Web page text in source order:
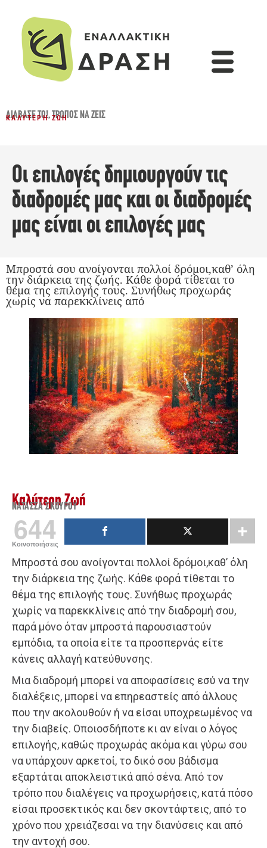
ΔΙΆΒΑΣΈ ΤΟ!,ΤΡΌΠΟΣ ΝΑ ΖΕΙΣ
ΚΑΛΎΤΕΡΗ ΖΩΉ
Οι επιλογές δημιουργούν τις
διαδρομές μας και οι διαδρομές
μας είναι οι επιλογές μας
Μπροστά σου ανοίγονται πολλοί δρόμοι,καθ’ όλη
την διάρκεια της ζωής. Κάθε φορά τίθεται το
θέμα της επιλογής τους. Συνήθως προχωράς
χωρίς να παρεκκλίνεις από
Καλύτερη Ζωή
ΝΑΤΆΣΣΑ ΣΚΟΎΡΟΥ
644
Κοινοποιήσεις
Μπροστά σου ανοίγονται πολλοί δρόμοι,καθ’ όλη
την διάρκεια της ζωής. Κάθε φορά τίθεται το
θέμα της επιλογής τους. Συνήθως προχωράς
χωρίς να παρεκκλίνεις από την διαδρομή σου,
παρά μόνο όταν μπροστά παρουσιαστούν
εμπόδια, τα οποία είτε τα προσπερνάς είτε
κάνεις αλλαγή κατεύθυνσης.
Μια διαδρομή μπορεί να αποφασίσεις εσύ να την
διαλέξεις, μπορεί να επηρεαστείς από άλλους
που την ακολουθούν ή να είσαι υποχρεωμένος να
την διαβείς. Οποιοσδήποτε κι αν είναι ο λόγος
επιλογής, καθώς προχωράς ακόμα και γύρω σου
να υπάρχουν αρκετοί, το δικό σου βάδισμα
εξαρτάται αποκλειστικά από σένα. Από τον
τρόπο που διαλέγεις να προχωρήσεις, κατά πόσο
είσαι προσεκτικός και δεν σκοντάφτεις, από το
χρόνο που χρειάζεσαι να την διανύσεις και από
την αντοχή σου.